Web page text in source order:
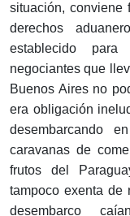
situación,
derechos
establecido
negociantes que
Buenos Aires no
era obligación
desembarcando
caravanas de
frutos del
tampoco exenta de
desembarco